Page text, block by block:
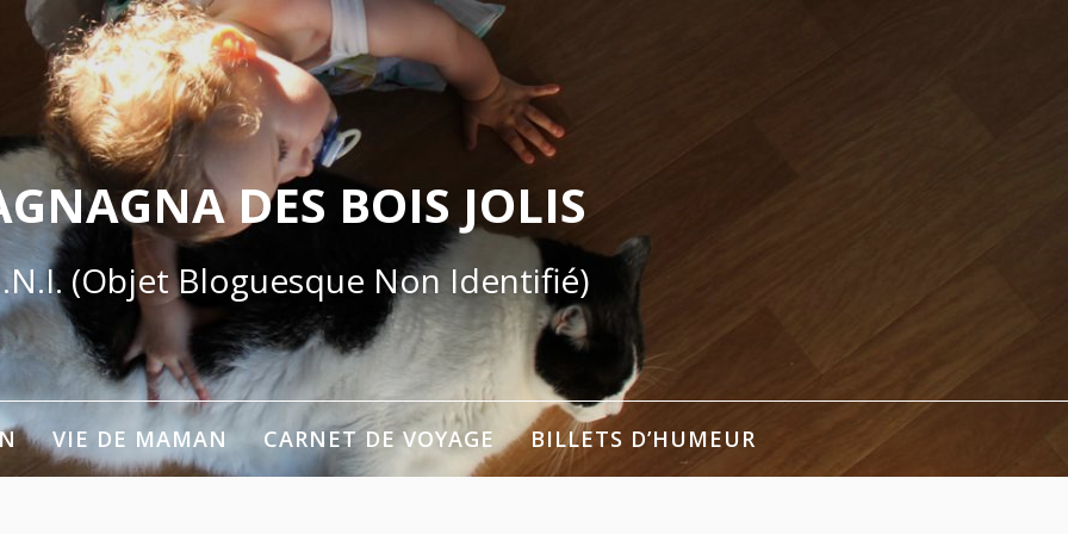
DES BOIS JOLIS
(Objet Bloguesque Non Identifié)
VIE DE MAMAN CARNET DE VOYAGE BILLETS D’HUMEUR